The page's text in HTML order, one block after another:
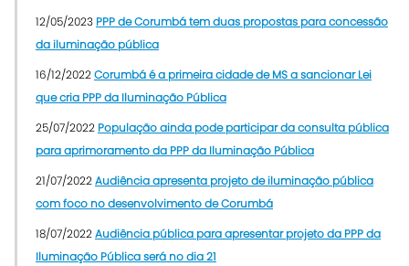
12/05/2023 PPP de Corumbá tem duas propostas para concessão
da iluminação pública
16/12/2022Corumbá é a primeira cidade de MS a sancionar Lei
que cria PPP da Iluminação Pública
25/07/2022 População ainda pode participar da consulta pública
para aprimoramento da PPP da Iluminação Pública
21/07/2022Audiência apresenta projeto de iluminação pública
com foco no desenvolvimento de Corumbá
18/07/2022Audiência pública para apresentar projeto da PPP da
Iluminação Pública será no dia 21